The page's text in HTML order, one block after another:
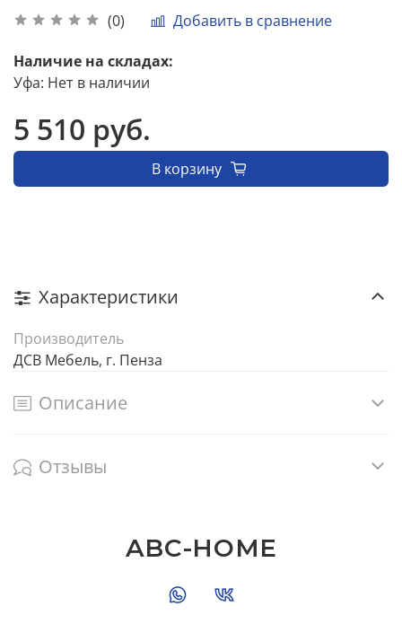
(0) Добавить в сравнение
Наличие на складах:
Уфа: Нет в наличии
5 510 руб.
В корзину
Характеристики
Производитель
ДСВ Мебель, г. Пенза
Описание
Отзывы
ABC-HOME